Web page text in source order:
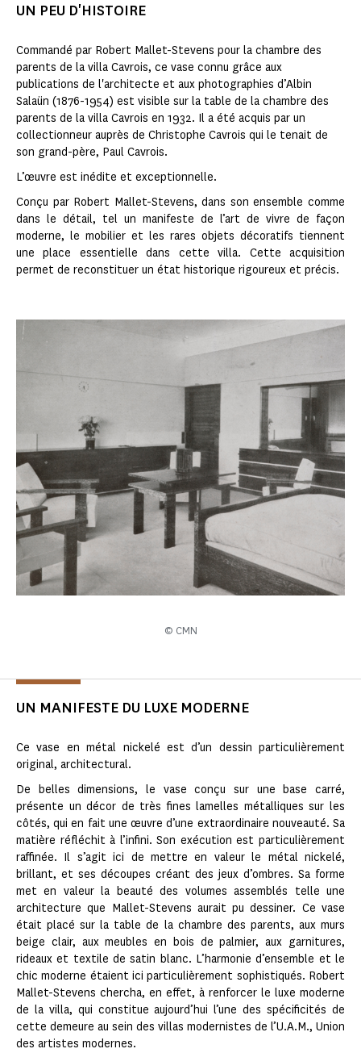
UN PEU D'HISTOIRE
Commandé par Robert Mallet-Stevens pour la chambre des
parents de la villa Cavrois, ce vase connu grâce aux
publications de l'architecte et aux photographies d’Albin
Salaün (1876-1954) est visible sur la table de la chambre des
parents de la villa Cavrois en 1932. Il a été acquis par un
collectionneur auprès de Christophe Cavrois qui le tenait de
son grand-père, Paul Cavrois.
L’œuvre est inédite et exceptionnelle.
Conçu par Robert Mallet-Stevens, dans son ensemble comme
dans le détail, tel un manifeste de l’art de vivre de façon
moderne, le mobilier et les rares objets décoratifs tiennent
une place essentielle dans cette villa. Cette acquisition
permet de reconstituer un état historique rigoureux et précis.
© CMN
UN MANIFESTE DU LUXE MODERNE
Ce vase en métal nickelé est d’un dessin particulièrement
original, architectural.
De belles dimensions, le vase conçu sur une base carré,
présente un décor de très fines lamelles métalliques sur les
côtés, qui en fait une œuvre d’une extraordinaire nouveauté. Sa
matière réfléchit à l’infini. Son exécution est particulièrement
raffinée. Il s’agit ici de mettre en valeur le métal nickelé,
brillant, et ses découpes créant des jeux d’ombres. Sa forme
met en valeur la beauté des volumes assemblés telle une
architecture que Mallet-Stevens aurait pu dessiner. Ce vase
était placé sur la table de la chambre des parents, aux murs
beige clair, aux meubles en bois de palmier, aux garnitures,
rideaux et textile de satin blanc. L’harmonie d’ensemble et le
chic moderne étaient ici particulièrement sophistiqués. Robert
Mallet-Stevens chercha, en effet, à renforcer le luxe moderne
de la villa, qui constitue aujourd’hui l’une des spécificités de
cette demeure au sein des villas modernistes de l’U.A.M., Union
des artistes modernes.